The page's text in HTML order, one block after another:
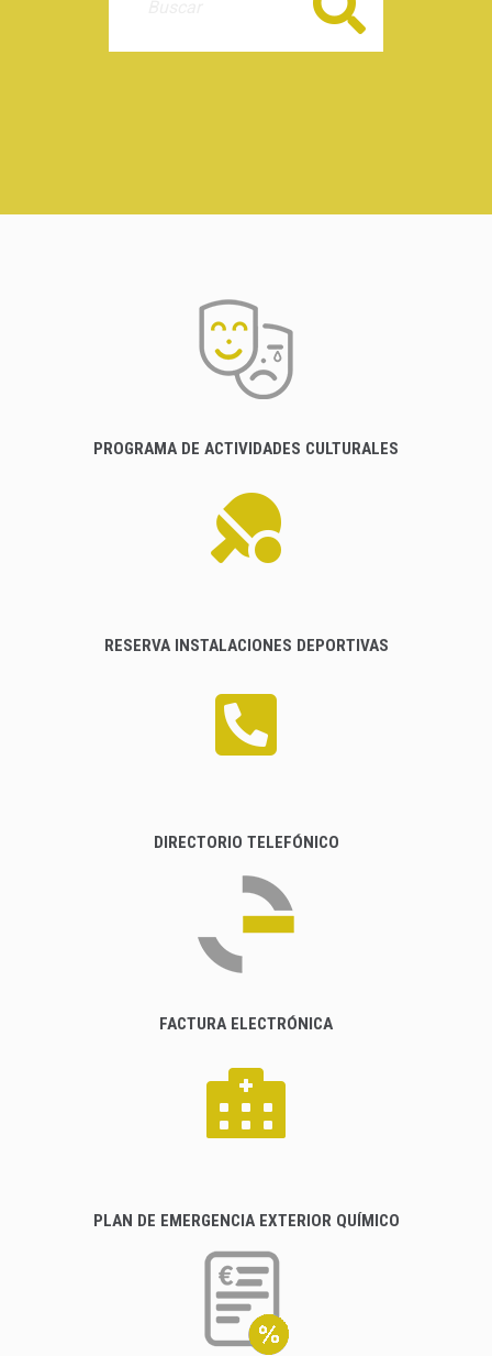
Buscar
PROGRAMA DE ACTIVIDADES CULTURALES
RESERVA INSTALACIONES DEPORTIVAS
DIRECTORIO TELEFÓNICO
FACTURA ELECTRÓNICA
PLAN DE EMERGENCIA EXTERIOR QUÍMICO